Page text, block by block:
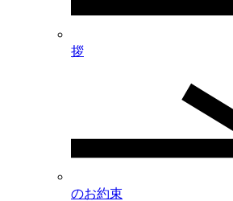
拶
のお約束